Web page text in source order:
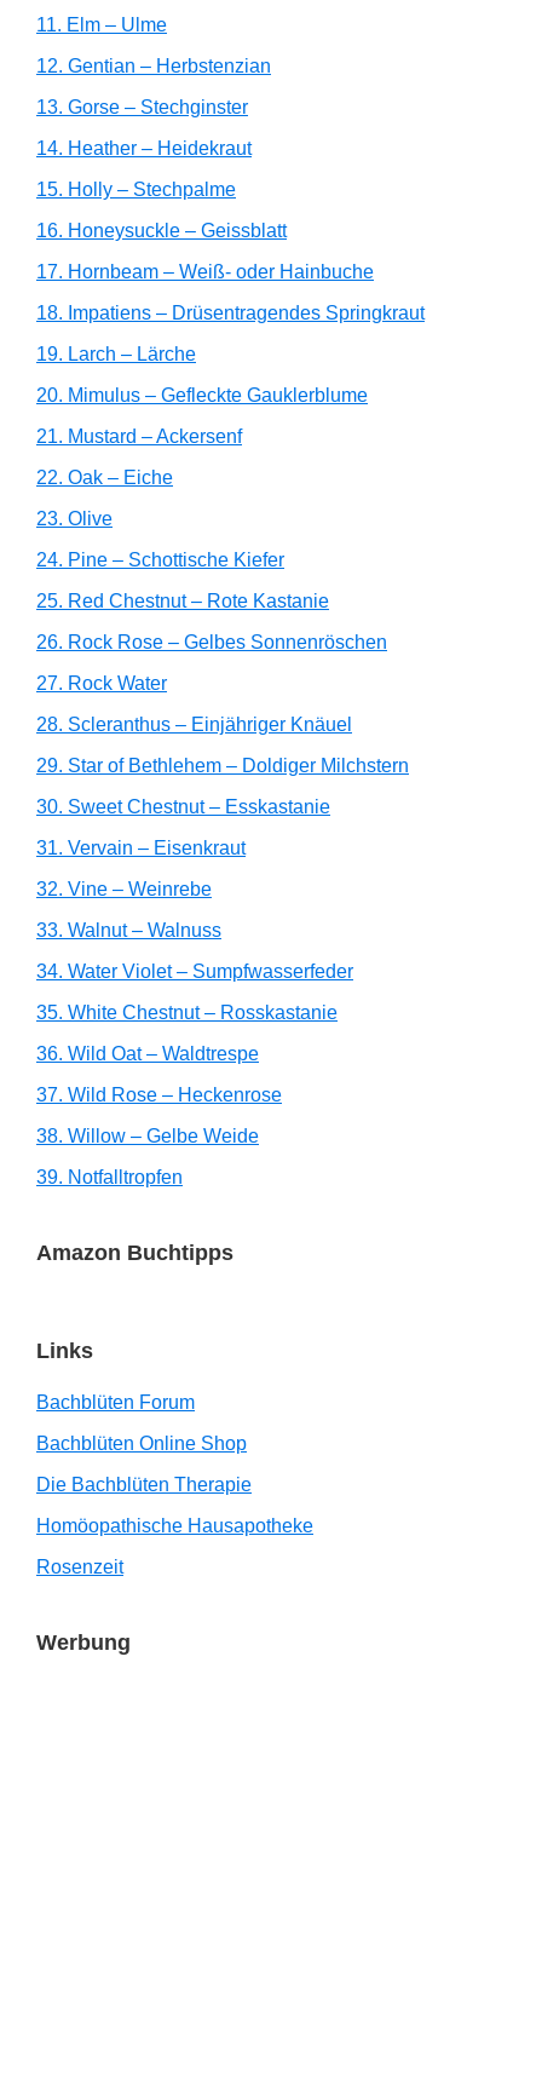
11. Elm – Ulme
12. Gentian – Herbstenzian
13. Gorse – Stechginster
14. Heather – Heidekraut
15. Holly – Stechpalme
16. Honeysuckle – Geissblatt
17. Hornbeam – Weiß- oder Hainbuche
18. Impatiens – Drüsentragendes Springkraut
19. Larch – Lärche
20. Mimulus – Gefleckte Gauklerblume
21. Mustard – Ackersenf
22. Oak – Eiche
23. Olive
24. Pine – Schottische Kiefer
25. Red Chestnut – Rote Kastanie
26. Rock Rose – Gelbes Sonnenröschen
27. Rock Water
28. Scleranthus – Einjähriger Knäuel
29. Star of Bethlehem – Doldiger Milchstern
30. Sweet Chestnut – Esskastanie
31. Vervain – Eisenkraut
32. Vine – Weinrebe
33. Walnut – Walnuss
34. Water Violet – Sumpfwasserfeder
35. White Chestnut – Rosskastanie
36. Wild Oat – Waldtrespe
37. Wild Rose – Heckenrose
38. Willow – Gelbe Weide
39. Notfalltropfen
Amazon Buchtipps
Links
Bachblüten Forum
Bachblüten Online Shop
Die Bachblüten Therapie
Homöopathische Hausapotheke
Rosenzeit
Werbung